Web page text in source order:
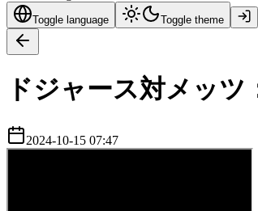
Toggle language Toggle theme
ドジャース対メッ
2024-10-15 07:47